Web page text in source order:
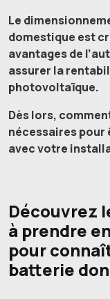
Le
domestique est
avantages de
assurer la
photovoltaïque.
Dès lors,
nécessaires pour
avec votre
Découvrez
à prendre
pour
batterie